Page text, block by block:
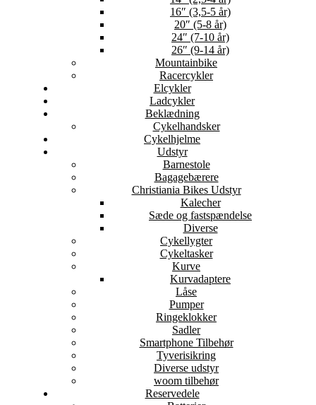
16″ (3,5-5 år)
20″ (5-8 år)
24″ (7-10 år)
26″ (9-14 år)
Mountainbike
Racercykler
Elcykler
Ladcykler
Beklædning
Cykelhandsker
Cykelhjelme
Udstyr
Barnestole
Bagagebærere
Christiania Bikes Udstyr
Kalecher
Sæde og fastspændelse
Diverse
Cykellygter
Cykeltasker
Kurve
Kurvadaptere
Låse
Pumper
Ringeklokker
Sadler
Smartphone Tilbehør
Tyverisikring
Diverse udstyr
woom tilbehør
Reservedele